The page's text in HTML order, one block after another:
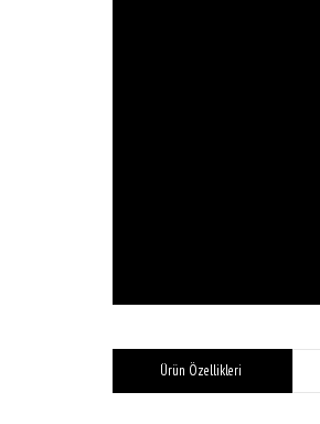
Ürün Özellikleri